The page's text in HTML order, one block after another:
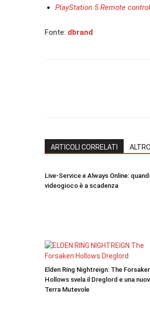
PlayStation 5 Remote
Fonte: dbrand
ARTICOLI CORRELATI
Live-Service e Always Online:
videogioco è a scadenza
Elden Ring Nightreign: The
Hollows svela il Dreglord e una
Terra Mutevole